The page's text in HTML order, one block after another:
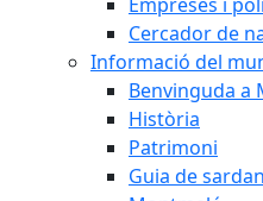
Cercador de
Informació del
Benvinguda a
Història
Patrimoni
Guia de